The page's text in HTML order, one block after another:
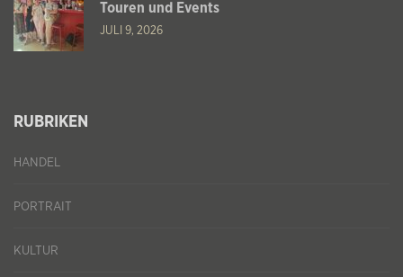
Touren und Events
JULI 9, 2026
RUBRIKEN
HANDEL
PORTRAIT
KULTUR